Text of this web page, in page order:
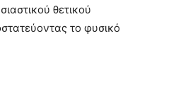
θετικού
το φυσικό